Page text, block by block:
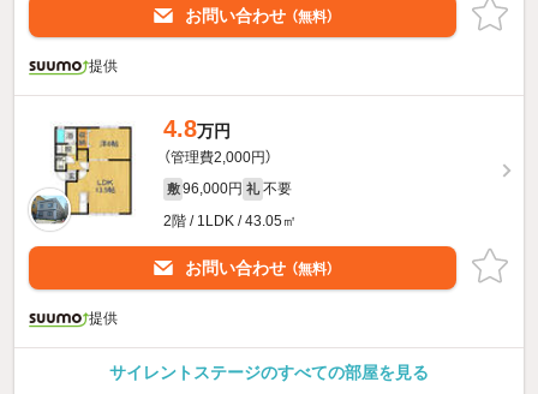
お問い合わせ （無料）
提供
4.8万円
（管理費2,000円）
敷 96,000円 礼 不要
2階 / 1LDK / 43.05㎡
お問い合わせ （無料）
提供
サイレントステージのすべての部屋を見る